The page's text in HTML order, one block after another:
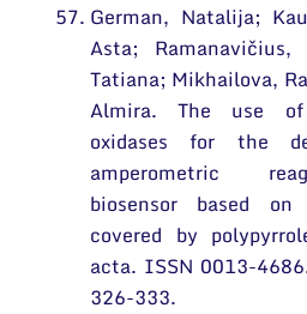
German, Natalija;
Asta; Ramanavičius,
Tatiana; Mikhailova,
Almira. The use
oxidases for the
amperometric
biosensor based on
covered by
acta. ISSN 0013-
326-333.